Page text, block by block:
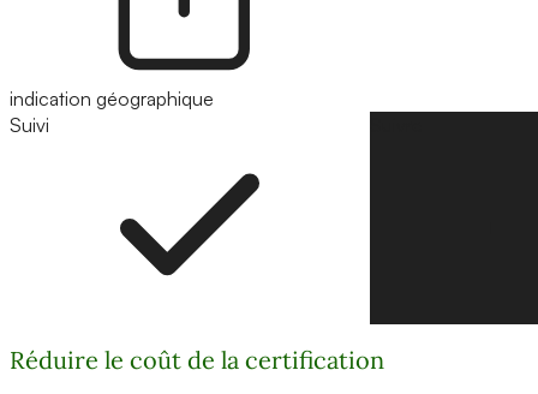
indication géographique
Suivi
Réduire le coût de la certification